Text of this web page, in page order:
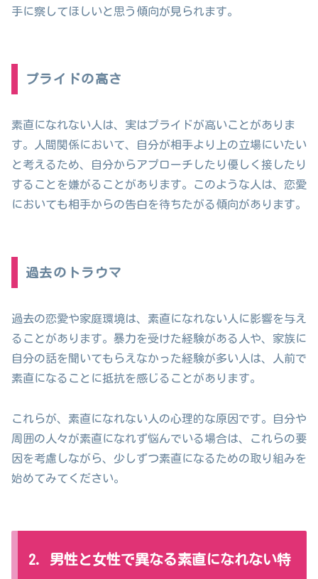
手に察してほしいと思う傾向が見られます。
プライドの高さ
素直になれない人は、実はプライドが高いことがありま
す。人間関係において、自分が相手より上の立場にいたい
と考えるため、自分からアプローチしたり優しく接したり
することを嫌がることがあります。このような人は、恋愛
においても相手からの告白を待ちたがる傾向があります。
過去のトラウマ
過去の恋愛や家庭環境は、素直になれない人に影響を与え
ることがあります。暴力を受けた経験がある人や、家族に
自分の話を聞いてもらえなかった経験が多い人は、人前で
素直になることに抵抗を感じることがあります。
これらが、素直になれない人の心理的な原因です。自分や
周囲の人々が素直になれず悩んでいる場合は、これらの要
因を考慮しながら、少しずつ素直になるための取り組みを
始めてみてください。
2. 男性と女性で異なる素直になれない特